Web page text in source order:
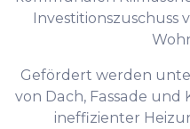
Investitionszuschuss
Gefördert werden
von Dach, Fassade
ineffizienter